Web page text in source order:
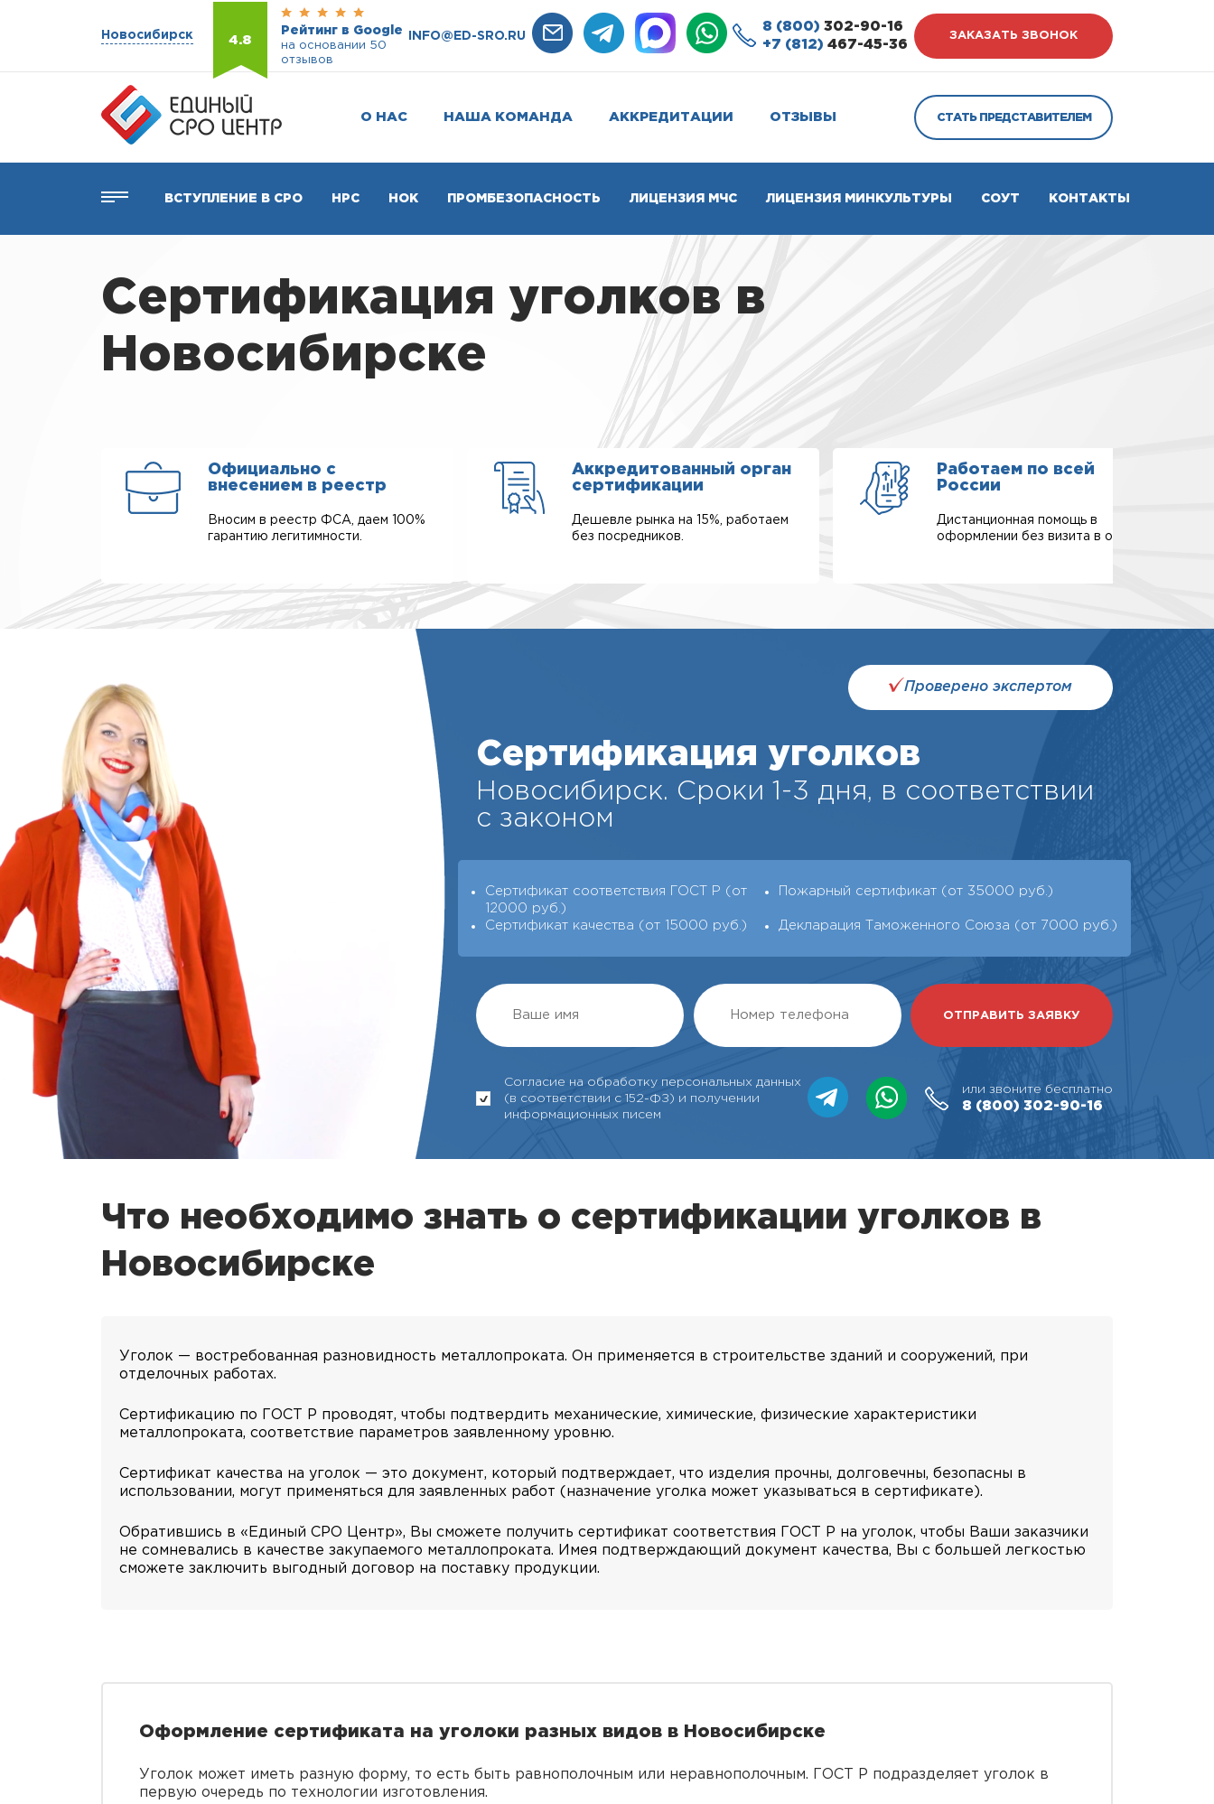
Новосибирск 4.8
Рейтинг в Google
на основании 50
отзывов
INFO@ED-SRO.RU
8 (800) 302-90-16
+7 (812) 467-45-36
ЗАКАЗАТЬ ЗВОНОК
О НАС НАША КОМАНДА АККРЕДИТАЦИИ ОТЗЫВЫ СТАТЬ ПРЕДСТАВИТЕЛЕМ
ВСТУПЛЕНИЕ В СРО НРС НОК ПРОМБЕЗОПАСНОСТЬ ЛИЦЕНЗИЯ МЧС ЛИЦЕНЗИЯ МИНКУЛЬТУРЫ СОУТ КОНТАКТЫ
Сертификация уголков в
Новосибирске
Официально с
внесением в реестр
Вносим в реестр ФСА, даем 100%
гарантию легитимности.
Аккредитованный орган
сертификации
Дешевле рынка на 15%, работаем
без посредников.
Работаем по всей
России
Дистанционная помощь в
оформлении без визита в офис.
Проверено экспертом
Сертификация уголков
Новосибирск. Cроки 1-3 дня, в соответствии
с законом
Сертификат соответствия ГОСТ Р (от
12000 руб.)
Пожарный сертификат (от 35000 руб.)
Сертификат качества (от 15000 руб.) Декларация Таможенного Союза (от 7000 руб.)
Согласие на обработку персональных данных
(в соответствии с 152-ФЗ) и получении
информационных писем
или звоните бесплатно
8 (800) 302-90-16
Что необходимо знать о сертификации уголков в
Новосибирске
Уголок — востребованная разновидность металлопроката. Он применяется в строительстве зданий и сооружений, при
отделочных работах.
Сертификацию по ГОСТ Р проводят, чтобы подтвердить механические, химические, физические характеристики
металлопроката, соответствие параметров заявленному уровню.
Сертификат качества на уголок — это документ, который подтверждает, что изделия прочны, долговечны, безопасны в
использовании, могут применяться для заявленных работ (назначение уголка может указываться в сертификате).
Обратившись в «Единый СРО Центр», Вы сможете получить сертификат соответствия ГОСТ Р на уголок, чтобы Ваши заказчики
не сомневались в качестве закупаемого металлопроката. Имея подтверждающий документ качества, Вы с большей легкостью
сможете заключить выгодный договор на поставку продукции.
Оформление сертификата на уголоки разных видов в Новосибирске
Уголок может иметь разную форму, то есть быть равнополочным или неравнополочным. ГОСТ Р подразделяет уголок в
первую очередь по технологии изготовления.